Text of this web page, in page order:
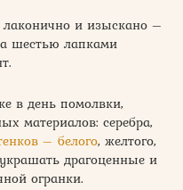
и изыскано –
шестью лапками
в день помолвки,
материалов: серебра,
– белого, желтого,
драгоценные и
огранки.